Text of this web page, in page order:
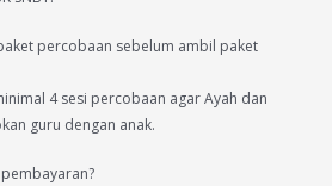
percobaan sebelum ambil paket
4 sesi percobaan agar Ayah dan
guru dengan anak.